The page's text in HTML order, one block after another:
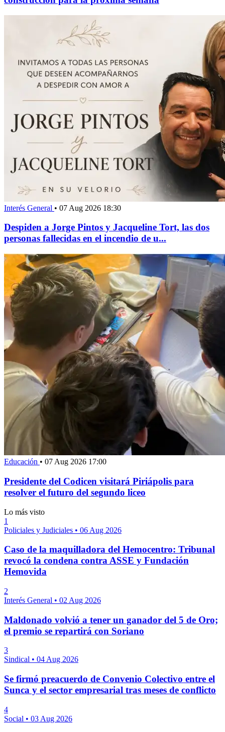
Interés General • 07 Aug 2026 18:30
Despiden a Jorge Pintos y Jacqueline Tort, las dos
personas fallecidas en el incendio de u...
Educación • 07 Aug 2026 17:00
Presidente del Codicen visitará Piriápolis para
resolver el futuro del segundo liceo
Lo más visto
1
Policiales y Judiciales • 06 Aug 2026
Caso de la maquilladora del Hemocentro: Tribunal
revocó la condena contra ASSE y Fundación
Hemovida
2
Interés General • 02 Aug 2026
Maldonado volvió a tener un ganador del 5 de Oro;
el premio se repartirá con Soriano
3
Sindical • 04 Aug 2026
Se firmó preacuerdo de Convenio Colectivo entre el
Sunca y el sector empresarial tras meses de conflicto
4
Social • 03 Aug 2026